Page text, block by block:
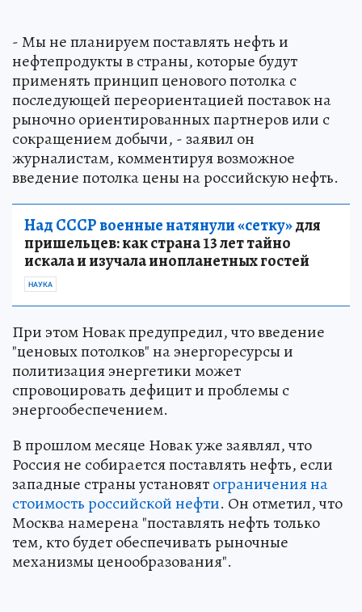
- Мы не планируем поставлять нефть и
нефтепродукты в страны, которые будут
применять принцип ценового потолка с
последующей переориентацией поставок на
рыночно ориентированных партнеров или с
сокращением добычи, - заявил он
журналистам, комментируя возможное
введение потолка цены на российскую нефть.
Над СССР военные натянули «сетку»для
пришельцев: как страна 13 лет тайно
искала и изучала инопланетных гостей
НАУКА
При этом Новак предупредил, что введение
"ценовых потолков" на энергоресурсы и
политизация энергетики может
спровоцировать дефицит и проблемы с
энергообеспечением.
В прошлом месяце Новак уже заявлял, что
Россия не собирается поставлять нефть, если
западные страны установятограничения на
стоимость российской нефти. Он отметил, что
Москва намерена "поставлять нефть только
тем, кто будет обеспечивать рыночные
механизмы ценообразования".